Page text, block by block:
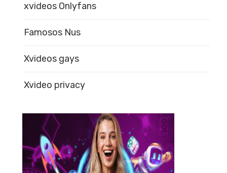
xvideos Onlyfans
Famosos Nus
Xvideos gays
Xvideo privacy